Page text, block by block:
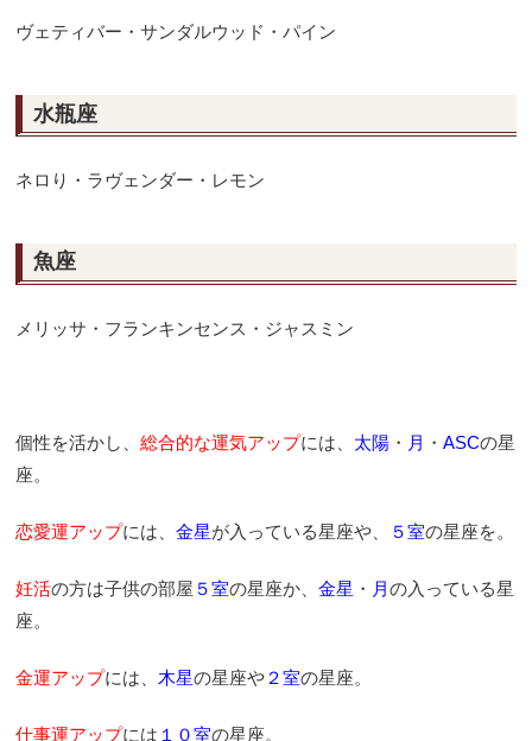
ヴェティバー・サンダルウッド・パイン
水瓶座
ネロり・ラヴェンダー・レモン
魚座
メリッサ・フランキンセンス・ジャスミン
個性を活かし、 総合的な運気アップには、 太陽 ・ 月 ・ ASCの星
座。
恋愛運アップには、 金星が入っている星座や、 ５室の星座を。
妊活の方は子供の部屋 ５室の星座か、 金星 ・ 月の入っている星
座。
金運アップには、 木星の星座や ２室の星座。
仕事運アップには １０室の星座。